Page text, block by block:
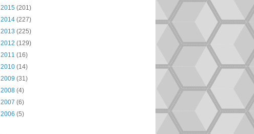
2015 (201)
2014 (227)
2013 (225)
2012 (129)
2011 (16)
2010 (14)
2009 (31)
2008 (4)
2007 (6)
2006 (5)